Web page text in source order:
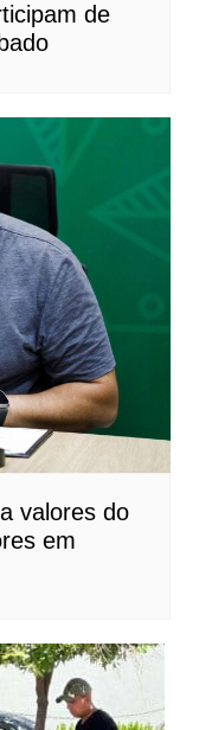
de
valores do
em